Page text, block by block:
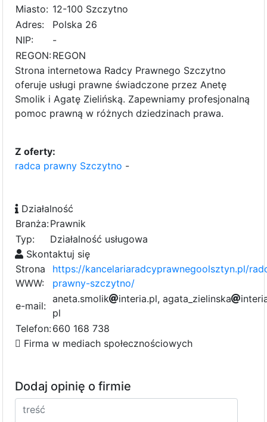
Miasto: 12-100 Szczytno
Adres:
Polska 26
NIP:
-
REGON:REGON
Strona internetowa Radcy Prawnego Szczytno
oferuje usługi prawne świadczone przez Anetę
Smolik i Agatę Zielińską. Zapewniamy profesjonalną
pomoc prawną w różnych dziedzinach prawa.
Z oferty:
radca prawny Szczytno -
Działalność
Branża:Prawnik
Typ:
Działalność usługowa
Skontaktuj się
Strona
WWW:
https://kancelariaradcyprawnegoolsztyn.pl/
prawny-szczytno/
e-mail:
aneta.smolik inte9
ria.pl, a
agd
at0
a za
iel5
inska in0
teri
pl
Telefon:660 168 738
Firma w mediach społecznościowych
Dodaj opinię o firmie